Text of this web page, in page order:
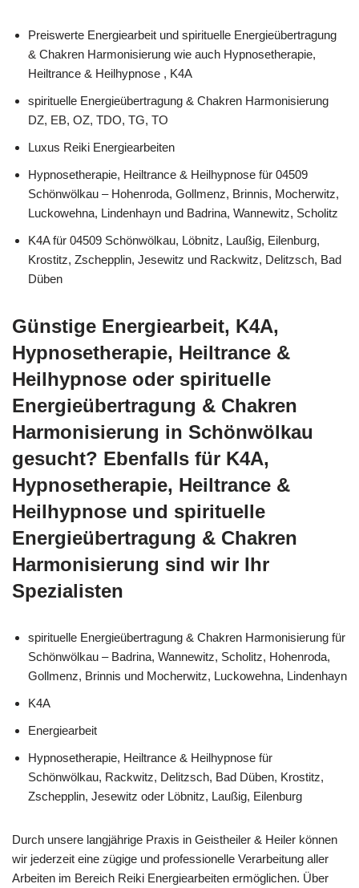
Preiswerte Energiearbeit und spirituelle Energieübertragung
& Chakren Harmonisierung wie auch Hypnosetherapie,
Heiltrance & Heilhypnose , K4A
spirituelle Energieübertragung & Chakren Harmonisierung
DZ, EB, OZ, TDO, TG, TO
Luxus Reiki Energiearbeiten
Hypnosetherapie, Heiltrance & Heilhypnose für 04509
Schönwölkau – Hohenroda, Gollmenz, Brinnis, Mocherwitz,
Luckowehna, Lindenhayn und Badrina, Wannewitz, Scholitz
K4A für 04509 Schönwölkau, Löbnitz, Laußig, Eilenburg,
Krostitz, Zschepplin, Jesewitz und Rackwitz, Delitzsch, Bad
Düben
Günstige Energiearbeit, K4A,
Hypnosetherapie, Heiltrance &
Heilhypnose oder spirituelle
Energieübertragung & Chakren
Harmonisierung in Schönwölkau
gesucht? Ebenfalls für K4A,
Hypnosetherapie, Heiltrance &
Heilhypnose und spirituelle
Energieübertragung & Chakren
Harmonisierung sind wir Ihr
Spezialisten
spirituelle Energieübertragung & Chakren Harmonisierung für
Schönwölkau – Badrina, Wannewitz, Scholitz, Hohenroda,
Gollmenz, Brinnis und Mocherwitz, Luckowehna, Lindenhayn
K4A
Energiearbeit
Hypnosetherapie, Heiltrance & Heilhypnose für
Schönwölkau, Rackwitz, Delitzsch, Bad Düben, Krostitz,
Zschepplin, Jesewitz oder Löbnitz, Laußig, Eilenburg
Durch unsere langjährige Praxis in Geistheiler & Heiler können
wir jederzeit eine zügige und professionelle Verarbeitung aller
Arbeiten im Bereich Reiki Energiearbeiten ermöglichen. Über